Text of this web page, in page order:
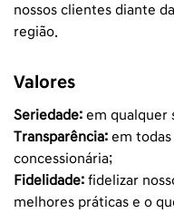
nossos clientes diante
região.
Valores
Seriedade: em qualquer
Transparência: em
concessionária;
Fidelidade: fidelizar
melhores práticas e o